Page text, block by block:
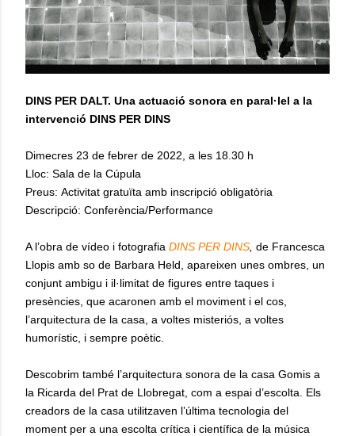
DINS PER DALT. Una actuació sonora en paral·lel a la
intervenció DINS PER DINS
Dimecres 23 de febrer de 2022, a les 18.30 h
Lloc: Sala de la Cúpula
Preus: Activitat gratuïta amb inscripció obligatòria
Descripció: Conferència/Performance
A l’obra de vídeo i fotografia DINS PER DINS de Francesca
Llopis amb so de Barbara Held, apareixen unes ombres, un
conjunt ambigu i il·limitat de figures entre taques i
presències, que acaronen amb el moviment i el cos,
l’arquitectura de la casa, a voltes misteriós, a voltes
humorístic, i sempre poètic.
Descobrim també l’arquitectura sonora de la casa Gomis a
la Ricarda del Prat de Llobregat, com a espai d’escolta. Els
creadors de la casa utilitzaven l’última tecnologia del
moment per a una escolta crítica i científica de la música